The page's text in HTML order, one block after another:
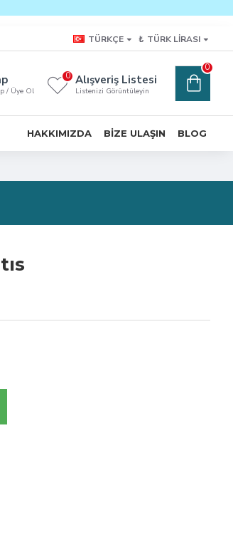
TÜRKÇE ₺ TÜRK LIRASI
/ Üye Ol
Alışveriş Listesi
Listenizi Görüntüleyin
0
0
HAKKIMIZDA BIZE ULAŞIN BLOG